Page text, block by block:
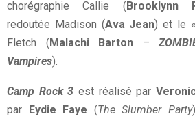
chorégraphie Callie (Brooklynn
redoutée Madison (Ava Jean) et le
Fletch (Malachi Barton –
Vampires).
Camp Rock 3 est réalisé par
par Eydie Faye (The Slumber Party